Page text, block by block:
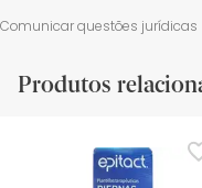
Comunicar questões jurídicas
Produtos